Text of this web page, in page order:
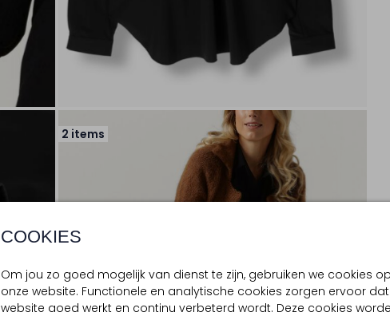
COOKIES
Om jou zo goed mogelijk van dienst te zijn, gebruiken we cookies op
onze website. Functionele en analytische cookies zorgen ervoor
website goed werkt en continu verbeterd wordt. Deze cookies
2 items